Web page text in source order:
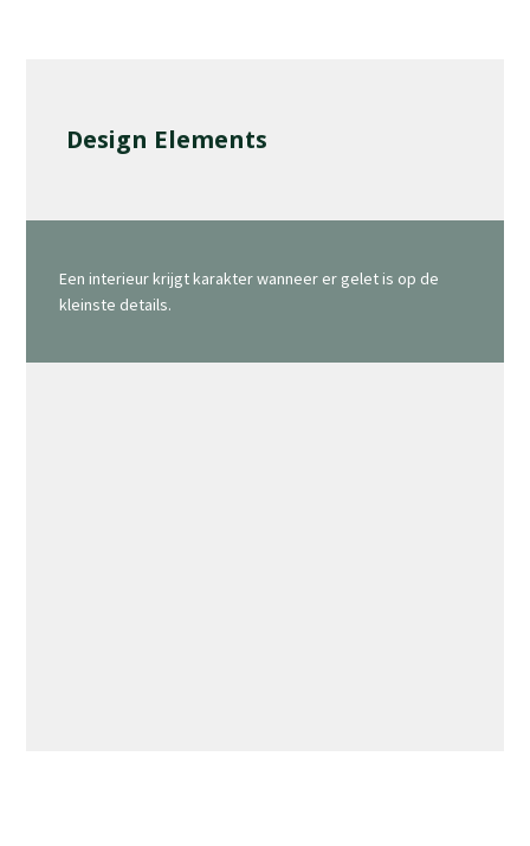
Design Elements
Een interieur krijgt karakter wanneer er gelet is op de
kleinste details.